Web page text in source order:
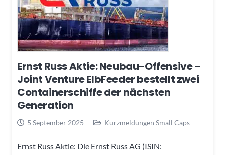
Ernst Russ Aktie: Neubau-Offensive –
Joint Venture ElbFeeder bestellt zwei
Containerschiffe der nächsten
Generation
5 September 2025 Kurzmeldungen Small Caps
Ernst Russ Aktie: Die Ernst Russ AG (ISIN: